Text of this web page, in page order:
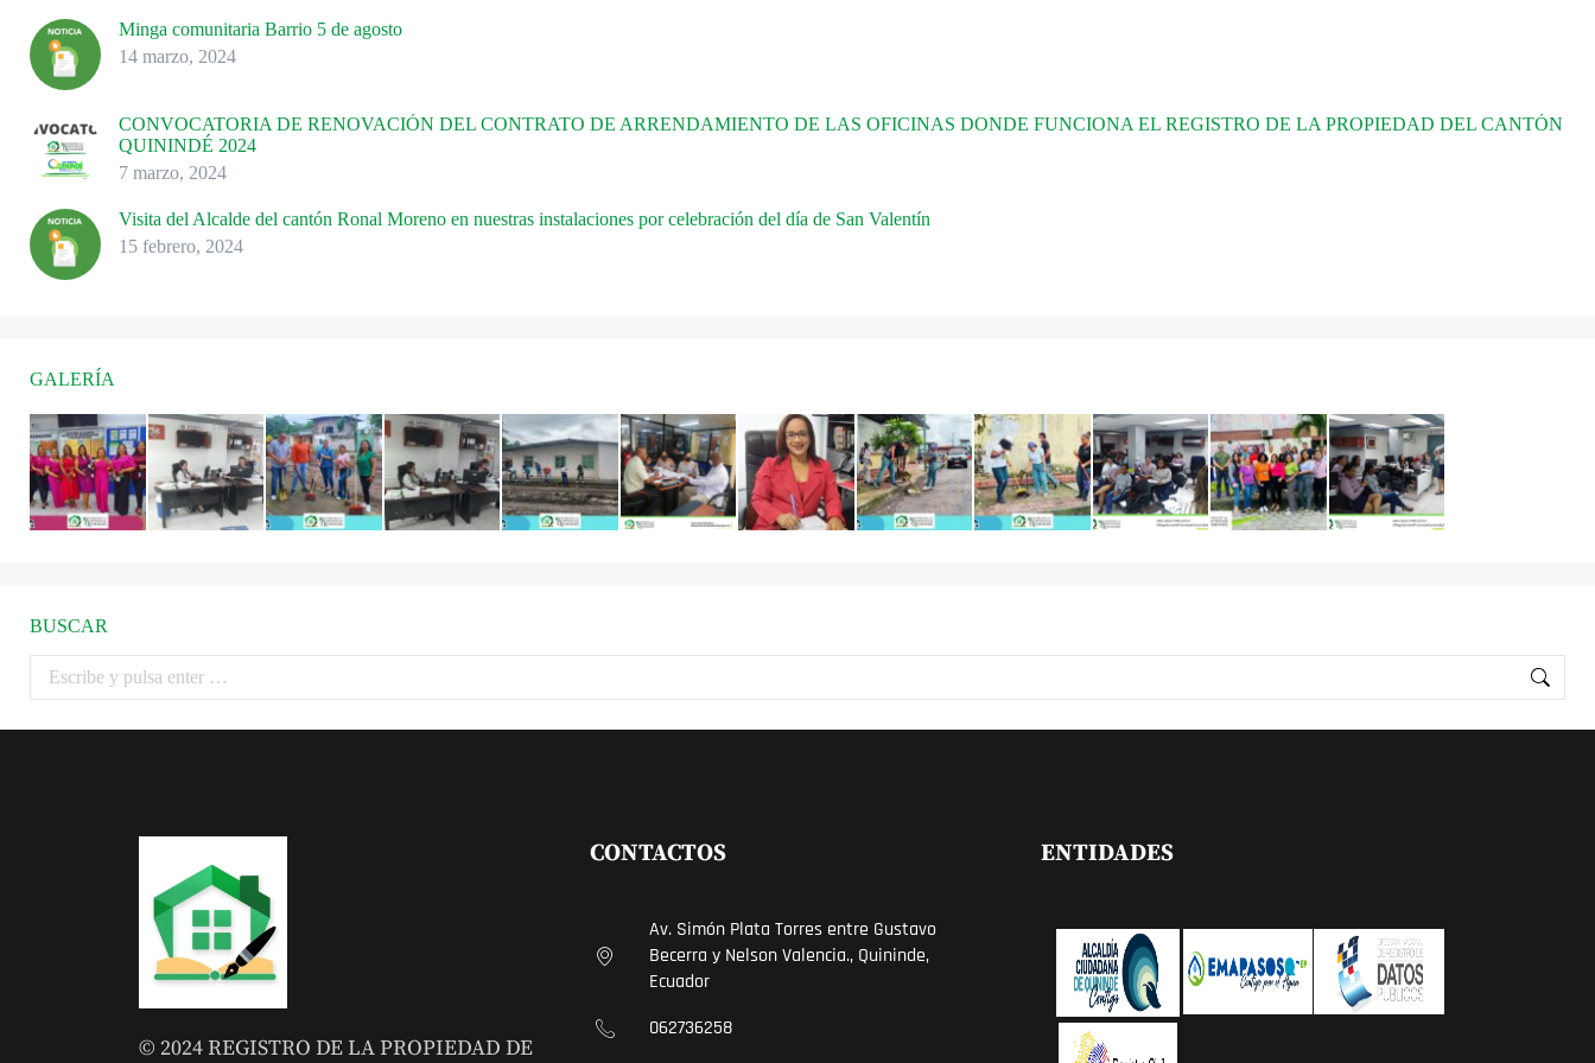
Minga comunitaria Barrio 5 de agosto
14 marzo, 2024
CONVOCATORIA DE RENOVACIÓN DEL CONTRATO DE ARRENDAMIENTO DE LAS OFICINAS DONDE FUNCIONA EL REGISTRO DE LA PROPIEDAD DEL CANTÓN
QUININDÉ 2024
7 marzo, 2024
Visita del Alcalde del cantón Ronal Moreno en nuestras instalaciones por celebración del día de San Valentín
15 febrero, 2024
GALERÍA
BUSCAR
© 2024 REGISTRO DE LA PROPIEDAD DE
CONTACTOS
Av. Simón Plata Torres entre Gustavo
Becerra y Nelson Valencia., Quininde,
Ecuador
062736258
ENTIDADES